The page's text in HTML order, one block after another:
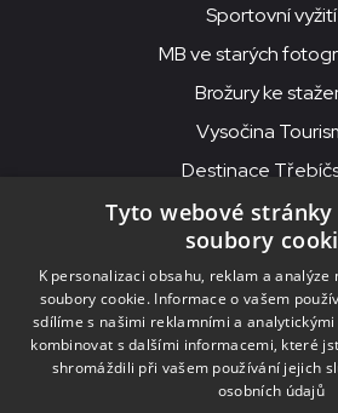
Sportovní vyžití
MB ve starých
Brožury ke
Vysočina
Destinace
© 2026MKS Beseda
MKS Beseda, příspěvková organizace,
Moravské
IČO: 00091758, DIČ: CZ00091758, ID
Tyto webové
soubory
K personalizaci obsahu, reklam a analýze
soubory cookie. Informace o vašem
sdílíme s našimi reklamními a
kombinovat s dalšími informacemi, které
shromáždili při vašem používání jejich
osobních údajů